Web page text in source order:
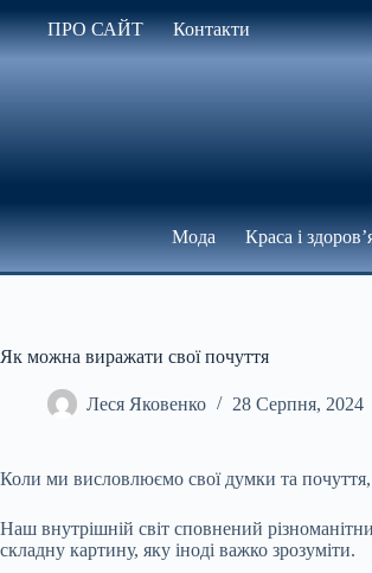
до
вмісту
ПРО САЙТ Контакти
Мода Краса і
Як можна виражати свої почуття
Леся Яковенко 28 Серпня, 2024
Коли ми висловлюємо свої думки та почуття,
Наш внутрішній світ сповнений
складну картину, яку іноді важко зрозуміти.